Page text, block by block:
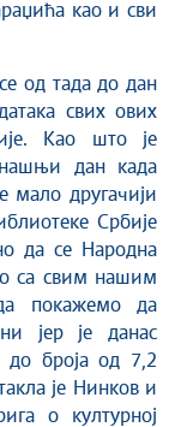
као и сви
од тада до дан
свих ових
Као што је
дан када
мало другачији
Србије
да се Народна
са свим нашим
покажемо да
јер је данас
до броја од 7,2
је Нинков и
о културној